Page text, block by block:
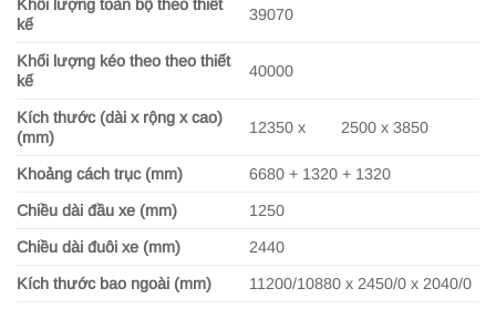
Khối lượng toàn bộ theo thiết
kế
39070
Khối lượng kéo theo theo thiết
kế
40000
Kích thước (dài x rộng x cao)
(mm)
12350 x 2500 x 3850
Khoảng cách trục (mm) 6680 + 1320 + 1320
Chiều dài đầu xe (mm) 1250
Chiều dài đuôi xe (mm) 2440
Kích thước bao ngoài (mm) 11200/10880 x 2450/0 x 2040/0